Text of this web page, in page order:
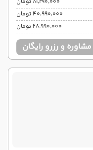
۴۰٬۹۹۰٬۰۰۰ تومان
۲۸٬۹۹۰٬۰۰۰ تومان
مشاوره و رزرو رایگان